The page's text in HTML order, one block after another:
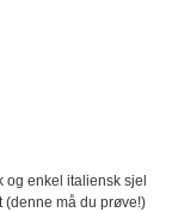
og enkel italiensk sjel
(denne må du prøve!)